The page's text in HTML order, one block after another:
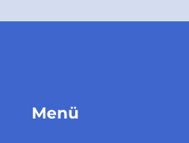
Menü